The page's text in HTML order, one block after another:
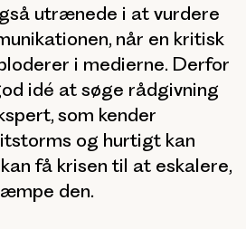
utrænede i at vurdere
når en kritisk
i medierne. Derfor
idé at søge rådgivning
som kender
og hurtigt kan
få krisen til at eskalere,
den.